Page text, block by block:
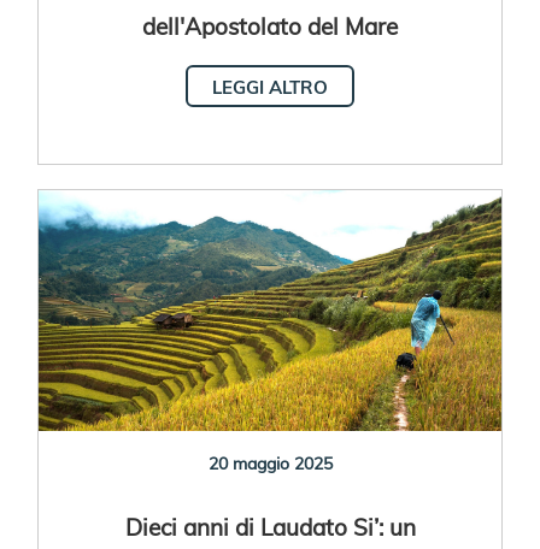
dell'Apostolato del Mare
LEGGI ALTRO
20 maggio 2025
Dieci anni di Laudato Si’: un